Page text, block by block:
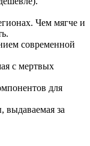
Чем мягче и
современной
с мертвых
для
за